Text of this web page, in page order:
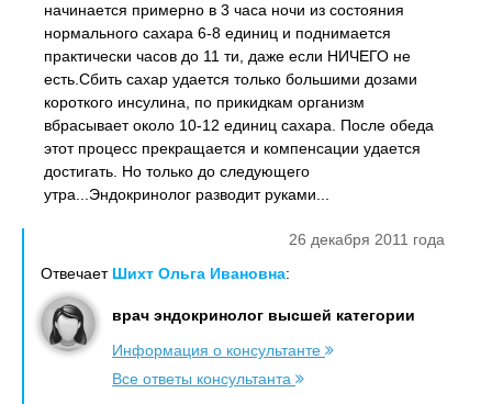
начинается примерно в 3 часа ночи из состояния
нормального сахара 6-8 единиц и поднимается
практически часов до 11 ти, даже если НИЧЕГО не
есть.Сбить сахар удается только большими дозами
короткого инсулина, по прикидкам организм
вбрасывает около 10-12 единиц сахара. После обеда
этот процесс прекращается и компенсации удается
достигать. Но только до следующего
утра...Эндокринолог разводит руками...
26 декабря 2011 года
Отвечает Шихт Ольга Ивановна:
врач эндокринолог высшей категории
Информация о консультанте
Все ответы консультанта